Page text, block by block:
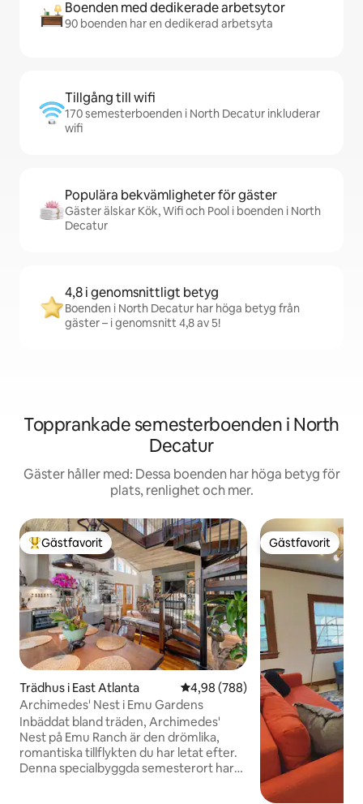
Boenden med dedikerade arbetsytor
90 boenden har en dedikerad arbetsyta
Tillgång till wifi
170 semesterboenden i North Decatur inkluderar
wifi
Populära bekvämligheter för gäster
Gäster älskar Kök, Wifi och Pool i boenden i North
Decatur
4,8 i genomsnittligt betyg
Boenden i North Decatur har höga betyg från
gäster – i genomsnitt 4,8 av 5!
Topprankade semesterboenden i North
Decatur
Gäster håller med: Dessa boenden har höga betyg för
plats, renlighet och mer.
Populär gästfavorit
Gästfavorit
Trädhus i East Atlanta 4,98 av 5 i genomsnittligt
4,98 (788)
Archimedes' Nest i Emu Gardens
Inbäddat bland träden, Archimedes'
Nest på Emu Ranch är den drömlika,
romantiska tillflykten du har letat efter.
Denna specialbyggda semesterort har
Gästfavorit
Gästfavorit